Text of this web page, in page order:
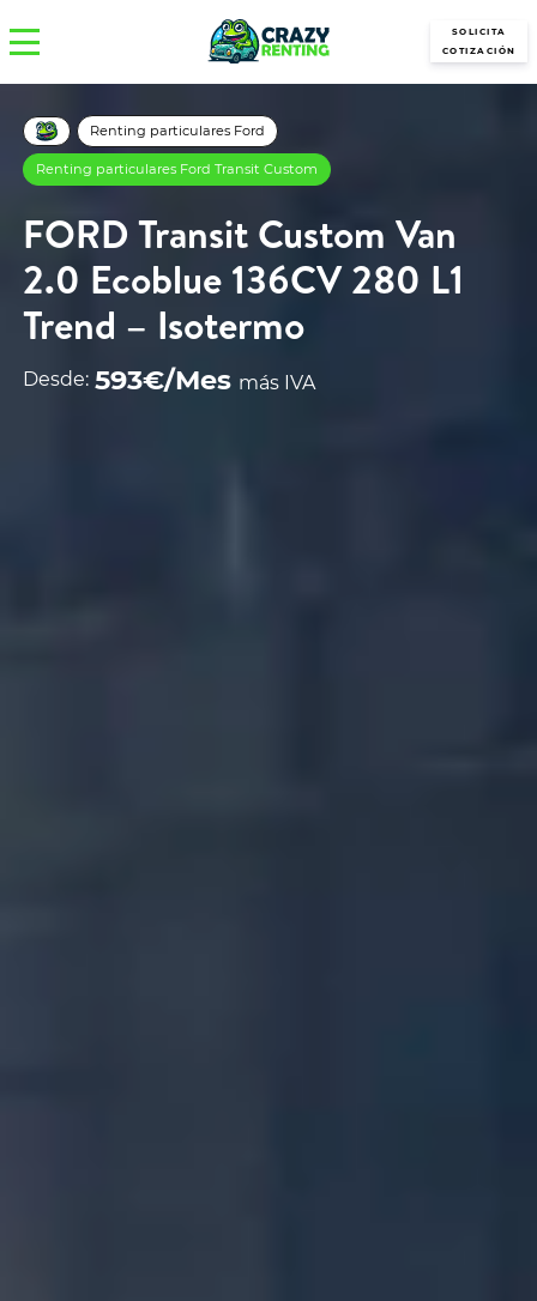
SOLICITA
COTIZACIÓN
Renting particulares Ford
Renting particulares Ford Transit Custom
FORD Transit Custom Van
2.0 Ecoblue 136CV 280 L1
Trend – Isotermo
Desde: 593€/Mes más IVA